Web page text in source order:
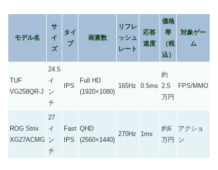
モデル名
サ
イ
ズ
タイ
プ
画素数
リフレ
ッシュ
レート
応答
速度
価格
帯
（税
込）
対象ゲー
ム
TUF
VG258QR-J
24.5
イ
ン
チ
IPS
Full HD
(1920×1080)
165Hz 0.5ms
約
2.5
万円
FPS/MMO
ROG Strix
XG27ACMG
27
イ
ン
チ
Fast
IPS
QHD
(2560×1440)
270Hz 1ms
約6
万円
アクショ
ン